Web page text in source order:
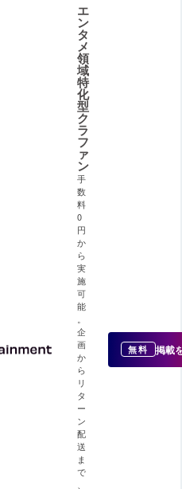
エ
ン
タ
メ
領
域
特
化
型
ク
ラ
フ
ァ
ン
手
数
料
0
円
か
ら
実
施
可
能
企
画
か
ら
リ
タ
ー
ン
配
送
ま
で
無料 掲載